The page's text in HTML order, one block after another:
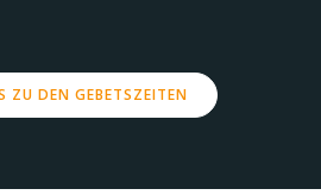
ZU DEN GEBETSZEITEN